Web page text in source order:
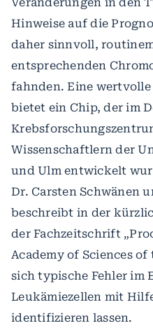
Hinweise auf die
daher sinnvoll,
entsprechenden
fahnden. Eine
bietet ein Chip, der im
Wissenschaftlern der
und Ulm entwickelt
Dr. Carsten Schwänen
beschreibt in der
der Fachzeitschrift
Academy of Sciences of
sich typische Fehler im
Leukämiezellen mit
identifizieren lassen.